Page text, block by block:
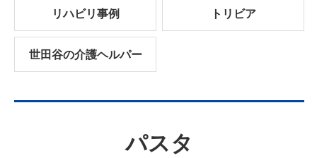
リハビリ事例 トリビア
世田谷の介護ヘルパー
パスタ